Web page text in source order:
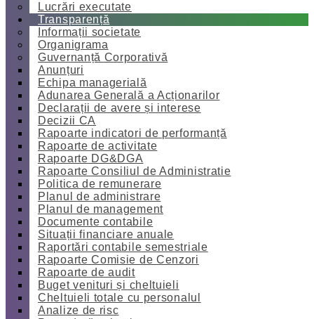
Lucrări executate
Transparență
Informații societate
Organigrama
Guvernanță Corporativă
Anunțuri
Echipa managerială
Adunarea Generală a Acționarilor
Declarații de avere și interese
Decizii CA
Rapoarte indicatori de performanță
Rapoarte de activitate
Rapoarte DG&DGA
Rapoarte Consiliul de Administratie
Politica de remunerare
Planul de administrare
Planul de management
Documente contabile
Situații financiare anuale
Raportări contabile semestriale
Rapoarte Comisie de Cenzori
Rapoarte de audit
Buget venituri și cheltuieli
Cheltuieli totale cu personalul
Analize de risc